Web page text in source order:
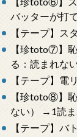
バッターが打
【テープ】ス
【珍toto⑦】
る：読まれな
【テープ】電
【珍toto⑧】
ない） →1読ま
【テープ】バ